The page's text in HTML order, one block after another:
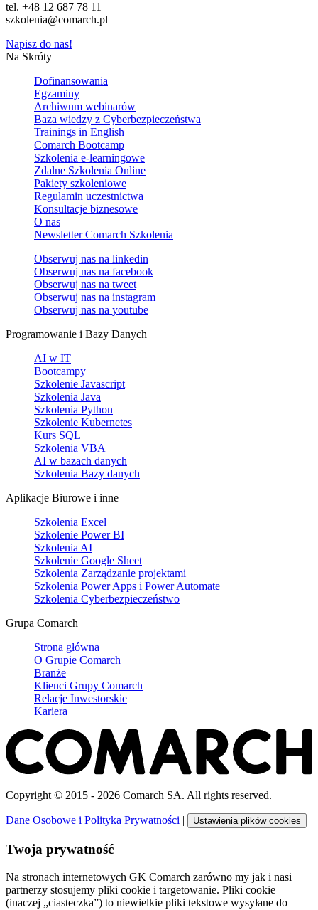
tel. +48 12 687 78 11
szkolenia@comarch.pl
Napisz do nas!
Na Skróty
Dofinansowania
Egzaminy
Archiwum webinarów
Baza wiedzy z Cyberbezpieczeństwa
Trainings in English
Comarch Bootcamp
Szkolenia e-learningowe
Zdalne Szkolenia Online
Pakiety szkoleniowe
Regulamin uczestnictwa
Konsultacje biznesowe
O nas
Newsletter Comarch Szkolenia
Obserwuj nas na linkedin
Obserwuj nas na facebook
Obserwuj nas na tweet
Obserwuj nas na instagram
Obserwuj nas na youtube
Programowanie i Bazy Danych
AI w IT
Bootcampy
Szkolenie Javascript
Szkolenia Java
Szkolenia Python
Szkolenie Kubernetes
Kurs SQL
Szkolenia VBA
AI w bazach danych
Szkolenia Bazy danych
Aplikacje Biurowe i inne
Szkolenia Excel
Szkolenie Power BI
Szkolenia AI
Szkolenie Google Sheet
Szkolenia Zarządzanie projektami
Szkolenia Power Apps i Power Automate
Szkolenia Cyberbezpieczeństwo
Grupa Comarch
Strona główna
O Grupie Comarch
Branże
Klienci Grupy Comarch
Relacje Inwestorskie
Kariera
Copyright © 2015 - 2026 Comarch SA. All rights reserved.
Dane Osobowe i Polityka Prywatności Ustawienia plików cookies
Twoja prywatność
Na stronach internetowych GK Comarch zarówno my jak i nasi
partnerzy stosujemy pliki cookie i targetowanie. Pliki cookie
(inaczej „ciasteczka”) to niewielkie pliki tekstowe wysyłane do